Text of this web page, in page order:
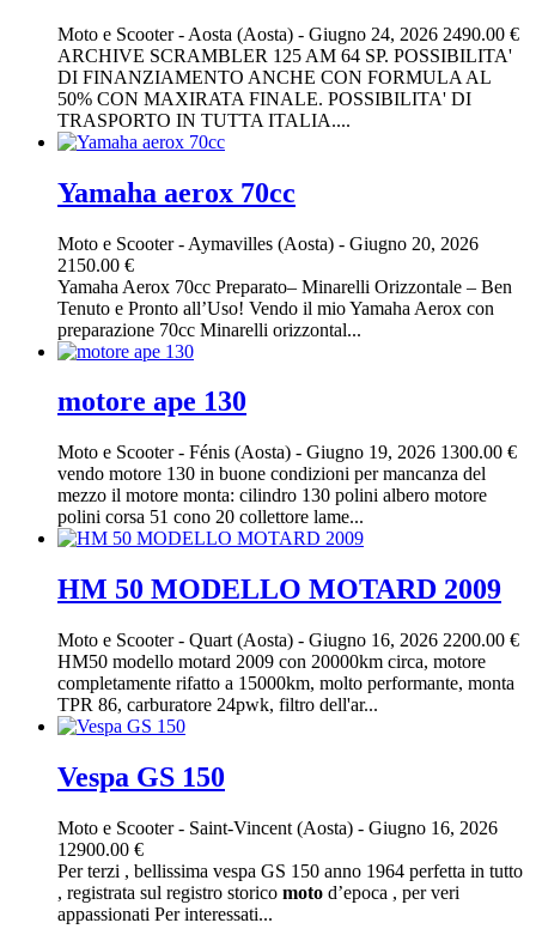
Moto e Scooter- Aosta (Aosta) - Giugno 24, 2026 2490.00 €
ARCHIVE SCRAMBLER 125 AM 64 SP. POSSIBILITA'
DI FINANZIAMENTO ANCHE CON FORMULA AL
50% CON MAXIRATA FINALE. POSSIBILITA' DI
TRASPORTO IN TUTTA ITALIA....
Yamaha aerox 70cc
Moto e Scooter- Aymavilles (Aosta) - Giugno 20, 2026
2150.00 €
Yamaha Aerox 70cc Preparato– Minarelli Orizzontale – Ben
Tenuto e Pronto all’Uso! Vendo il mio Yamaha Aerox con
preparazione 70cc Minarelli orizzontal...
motore ape 130
Moto e Scooter- Fénis (Aosta) - Giugno 19, 2026 1300.00 €
vendo motore 130 in buone condizioni per mancanza del
mezzo il motore monta: cilindro 130 polini albero motore
polini corsa 51 cono 20 collettore lame...
HM 50 MODELLO MOTARD 2009
Moto e Scooter- Quart (Aosta) - Giugno 16, 2026 2200.00 €
HM50 modello motard 2009 con 20000km circa, motore
completamente rifatto a 15000km, molto performante, monta
TPR 86, carburatore 24pwk, filtro dell'ar...
Vespa GS 150
Moto e Scooter- Saint-Vincent (Aosta) - Giugno 16, 2026
12900.00 €
Per terzi , bellissima vespa GS 150 anno 1964 perfetta in tutto
, registrata sul registro storico moto d’epoca , per veri
appassionati Per interessati...